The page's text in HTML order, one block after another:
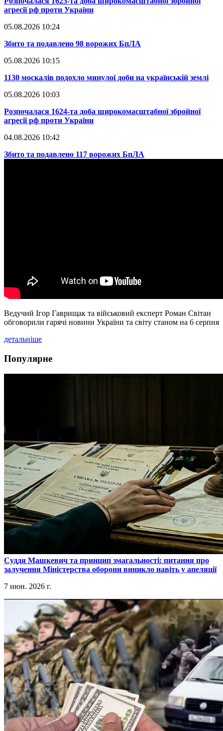
агресії рф проти України
05.08.2026 10:24
​Збито та подавлено 98 ворожих БпЛА
05.08.2026 10:15
​1130 москалів подохло минулої доби на українській землі
05.08.2026 10:03
​Розпочалася 1624-та доба широкомасштабної збройної
агресії рф проти України
04.08.2026 10:42
​Збито та подавлено 117 ворожих БпЛА
Ведучий Ігор Гаврищак та військовий експерт Роман Світан
обговорили гарячі новини України та світу станом на 6 серпня
детальніше
Популярне
​Суддя Машкевич та принцип змагальності: питання про
залучення Міністерства оборони виникло навіть у апеляції
7 июн. 2026 г.